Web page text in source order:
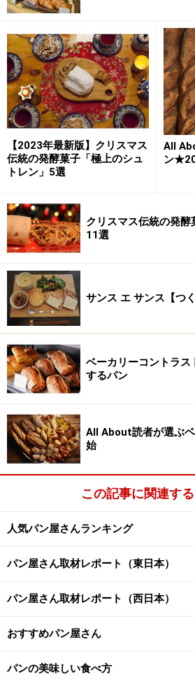
【2023年最新版】クリスマス
伝統の発酵菓子「極上のシュ
トレン」5選
All
ン
クリスマス伝統の発
11選
サンス エ サンス【つく
ベーカリーコントラス
するパン
All About読者が選ぶ
始
この記事に関連す
人気パン屋さんランキング
パン屋さん取材レポート（東日本）
パン屋さん取材レポート（西日本）
おすすめパン屋さん
パンの美味しい食べ方